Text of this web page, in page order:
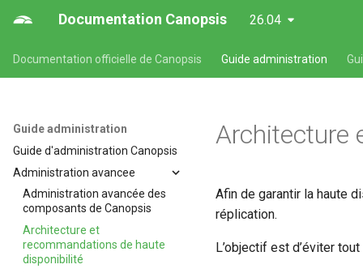
Documentation Canopsis 26.04
Documentation officielle de Canopsis Guide administration
Guide administration
Guide d'administration Canopsis
Administration avancee
Administration avancée des
composants de Canopsis
Architecture et
recommandations de haute
disponibilité
Architecture
Afin de garantir la haute
réplication.
L’objectif est d’éviter